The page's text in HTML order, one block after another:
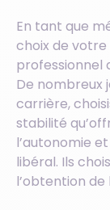
En tant que
choix de
professionnel
De nombreux
carrière,
stabilité
l’autonomie
libéral. Ils
l’obtention